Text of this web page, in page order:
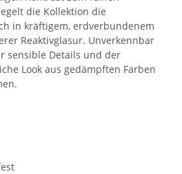
die Kollektion die
in kräftigem, erdverbundenem
Reaktivglasur. Unverkennbar
sensible Details und der
Look aus gedämpften Farben